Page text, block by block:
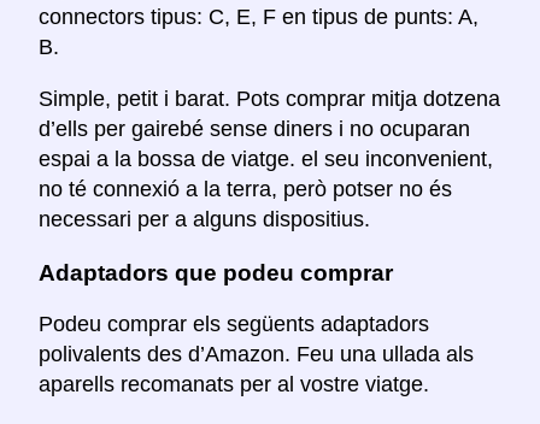
connectors tipus: C, E, F en tipus de punts: A,
B.
Simple, petit i barat. Pots comprar mitja dotzena
d’ells per gairebé sense diners i no ocuparan
espai a la bossa de viatge. el seu inconvenient,
no té connexió a la terra, però potser no és
necessari per a alguns dispositius.
Adaptadors que podeu comprar
Podeu comprar els següents adaptadors
polivalents des d’Amazon. Feu una ullada als
aparells recomanats per al vostre viatge.